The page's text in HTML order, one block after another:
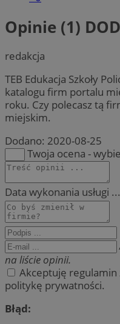
Opinie (1)
redakcja
TEB Edukacja Szkoły
katalogu firm portalu
roku. Czy polecasz tą
miejskim.
Dodano: 2020-08-25
Twoja ocena -
Data wykonania usługi ...
na liście opinii.
Akceptuję regulamin
politykę prywatności.
Błąd: